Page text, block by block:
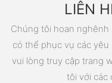
LIÊN
Chúng tôi hoan
có thể phục vụ các
vui lòng truy cập trang
tôi với các